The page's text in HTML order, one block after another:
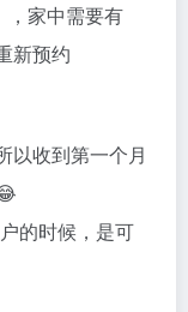
，家中需要有
新预约
以收到第一个月
的时候，是可